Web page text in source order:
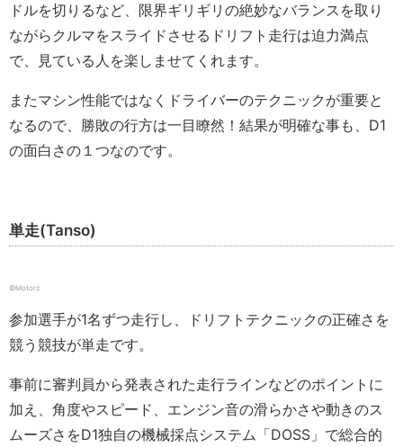
ドルを切りるなど、限界ギリギリの絶妙なバランスを取り
ながらクルマをスライドさせるドリフト走行は迫力満点
で、見ている人を楽しませてくれます。
またマシン性能ではなくドライバーのテクニックが重要と
なるので、勝敗の行方は一目瞭然！結果が明確な事も、D1
の面白さの１つなのです。
単走(Tanso)
©︎Motorz
参加選手が1名ずつ走行し、ドリフトテクニックの正確さを
競う競技が単走です。
事前に審判員から発表された走行ラインなどのポイントに
加え、角度やスピード、エンジン音の滑らかさや動きのス
ムーズさをD1独自の機械採点システム「DOSS」で総合的